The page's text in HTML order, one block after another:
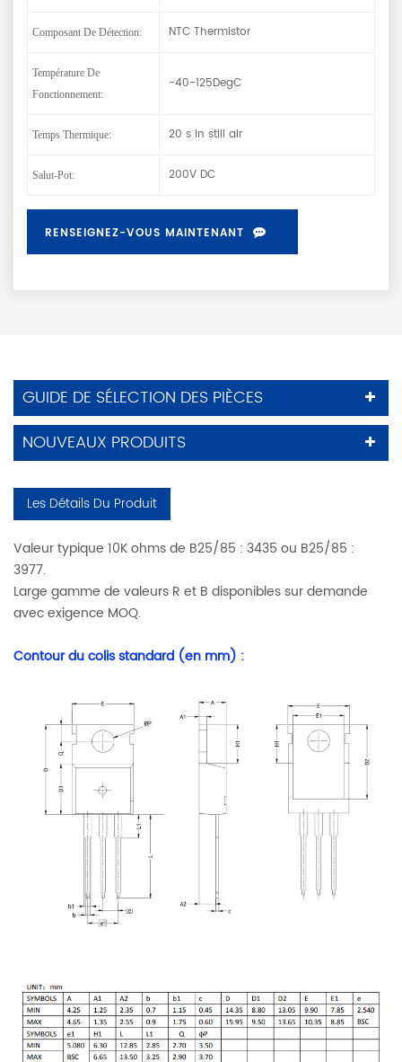
Composant De Détection: NTC Thermistor
Température De
Fonctionnement:
-40-125DegC
Temps Thermique: 20 s in still air
Salut-Pot: 200V DC
RENSEIGNEZ-VOUS MAINTENANT
GUIDE DE SÉLECTION DES PIÈCES
NOUVEAUX PRODUITS
Les Détails Du Produit
Valeur typique 10K ohms de B25/85 : 3435 ou B25/85 :
3977.
Large gamme de valeurs R et B disponibles sur demande
avec exigence MOQ.
Contour du colis standard (en mm) :